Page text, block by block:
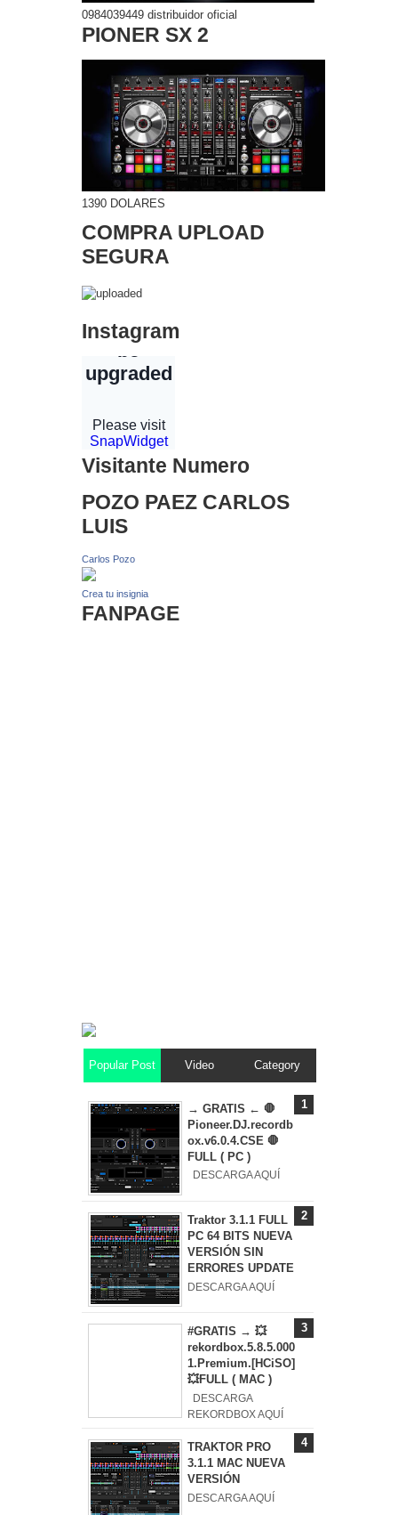
0984039449 distribuidor oficial
PIONER SX 2
1390 DOLARES
COMPRA UPLOAD
SEGURA
Instagram
Visitante Numero
POZO PAEZ CARLOS
LUIS
Carlos Pozo
Crea tu insignia
FANPAGE
Popular Post Video Category
→ GRATIS ← 🛑
Pioneer.DJ.recordb
ox.v6.0.4.CSE 🛑
FULL ( PC )
DESCARGA AQUÍ
Traktor 3.1.1 FULL
PC 64 BITS NUEVA
VERSIÓN SIN
ERRORES UPDATE
DESCARGA AQUÍ
#GRATIS → 💥
rekordbox.5.8.5.000
1.Premium.[HCiSO]
💥FULL ( MAC )
DESCARGA
REKORDBOX AQUÍ
TRAKTOR PRO
3.1.1 MAC NUEVA
VERSIÓN
DESCARGA AQUÍ